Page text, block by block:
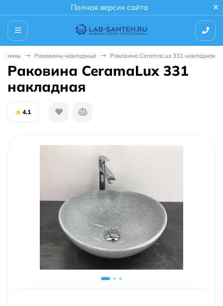
Полная версия сайта
Раковины накладные Раковина CeramaLux 331 накладная
Раковина CeramaLux 331
накладная
4.1